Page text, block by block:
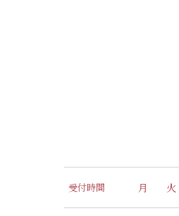
受付時間 月 火